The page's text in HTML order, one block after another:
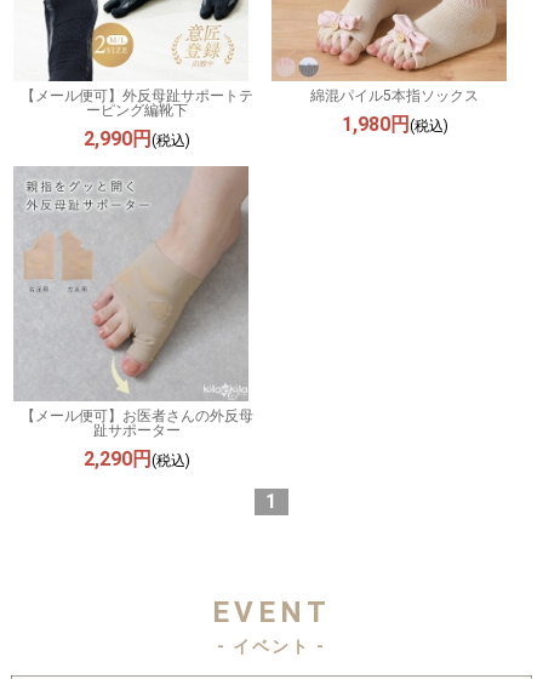
【メール便可】外反母趾サポートテ
ーピング編靴下
2,990円(税込)
綿混パイル5本指ソックス
1,980円 (税込)
【メール便可】お医者さんの外反母
趾サポーター
2,290円(税込)
1
EVENT
- イベント -